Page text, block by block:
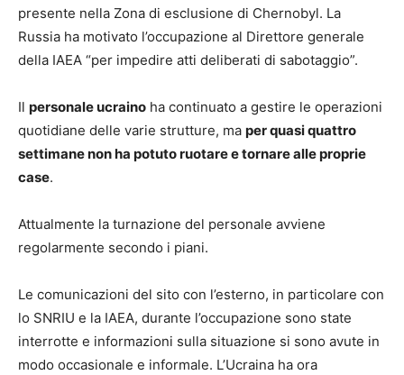
presente nella Zona di esclusione di Chernobyl. La
Russia ha motivato l’occupazione al Direttore generale
della IAEA “per impedire atti deliberati di sabotaggio”.
Il personale ucraino ha continuato a gestire le operazioni
quotidiane delle varie strutture, ma per quasi quattro
settimane non ha potuto ruotare e tornare alle proprie
case.
Attualmente la turnazione del personale avviene
regolarmente secondo i piani.
Le comunicazioni del sito con l’esterno, in particolare con
lo SNRIU e la IAEA, durante l’occupazione sono state
interrotte e informazioni sulla situazione si sono avute in
modo occasionale e informale. L’Ucraina ha ora